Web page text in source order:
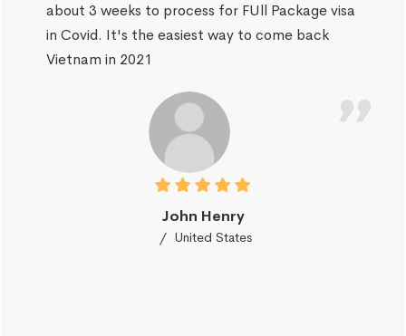
about 3 weeks to process for FUll Package visa
in Covid. It's the easiest way to come back
Vietnam in 2021
John Henry
United States